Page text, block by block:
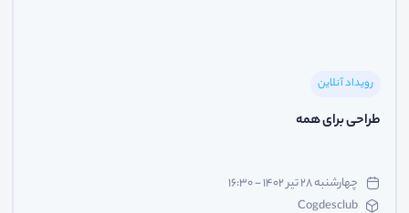
رویداد آنلاین
طراحی برای همه
چهارشنبه ۲۸ تیر ۱۴۰۲ - ۱۶:۳۰
Cogdesclub